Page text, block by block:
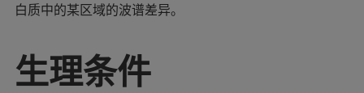
白质中的某区域的波谱差异。
生理条件